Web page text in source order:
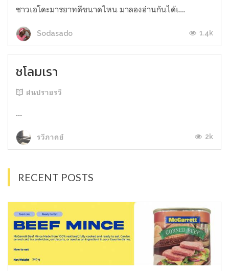
ชาวเอโดะมารยาทดีขนาดไหน มาลองอ่านกันได้เ...
Sodasado 1.4k
ชโลมเรา
ฝนปรายรวี
...
รวีภาคย์ 2k
RECENT POSTS